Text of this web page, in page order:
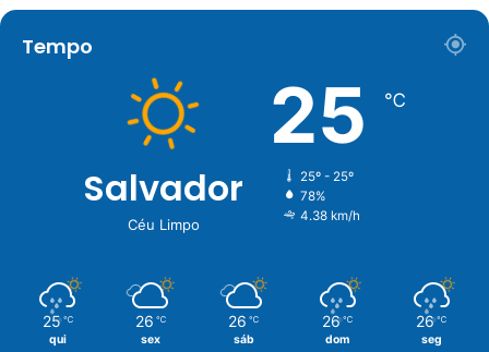
Tempo
Salvador
Céu Limpo
25 ℃
25º - 25º
78%
4.38 km/h
25 ℃
qui
26 ℃
sex
26 ℃
sáb
26 ℃
dom
26 ℃
seg